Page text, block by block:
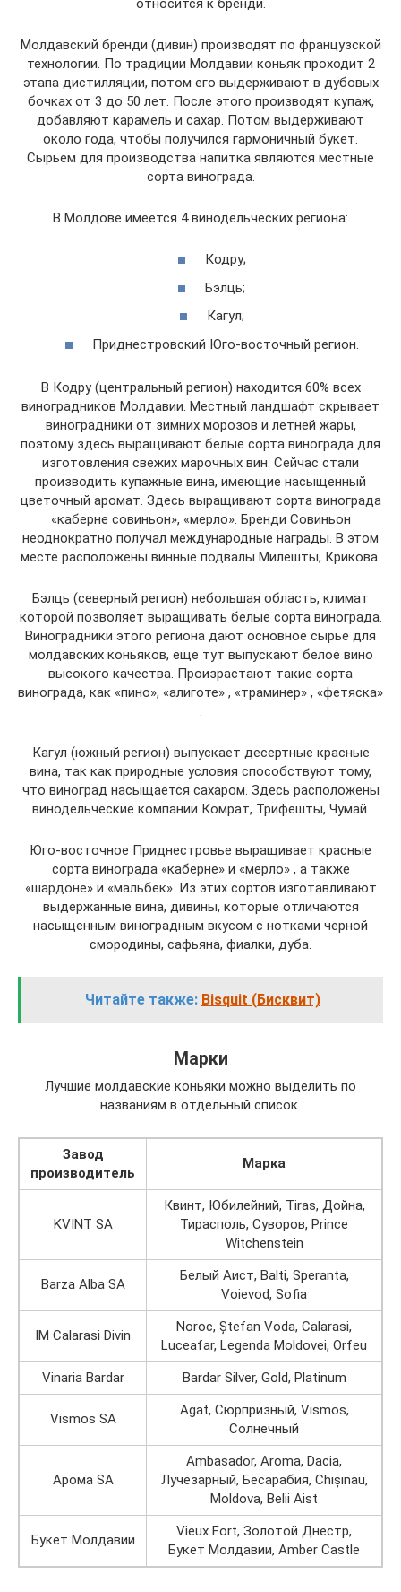
относится к бренди.
Молдавский бренди (дивин) производят по французской
технологии. По традиции Молдавии коньяк проходит 2
этапа дистилляции, потом его выдерживают в дубовых
бочках от 3 до 50 лет. После этого производят купаж,
добавляют карамель и сахар. Потом выдерживают
около года, чтобы получился гармоничный букет.
Сырьем для производства напитка являются местные
сорта винограда.
В Молдове имеется 4 винодельческих региона:
Кодру;
Бэлць;
Кагул;
Приднестровский Юго-восточный регион.
В Кодру (центральный регион) находится 60% всех
виноградников Молдавии. Местный ландшафт скрывает
виноградники от зимних морозов и летней жары,
поэтому здесь выращивают белые сорта винограда для
изготовления свежих марочных вин. Сейчас стали
производить купажные вина, имеющие насыщенный
цветочный аромат. Здесь выращивают сорта винограда
«каберне совиньон», «мерло». Бренди Совиньон
неоднократно получал международные награды. В этом
месте расположены винные подвалы Милешты, Крикова.
Бэлць (северный регион) небольшая область, климат
которой позволяет выращивать белые сорта винограда.
Виноградники этого региона дают основное сырье для
молдавских коньяков, еще тут выпускают белое вино
высокого качества. Произрастают такие сорта
винограда, как «пино», «алиготе» , «траминер» , «фетяска»
.
Кагул (южный регион) выпускает десертные красные
вина, так как природные условия способствуют тому,
что виноград насыщается сахаром. Здесь расположены
винодельческие компании Комрат, Трифешты, Чумай.
Юго-восточное Приднестровье выращивает красные
сорта винограда «каберне» и «мерло» , а также
«шардоне» и «мальбек». Из этих сортов изготавливают
выдержанные вина, дивины, которые отличаются
насыщенным виноградным вкусом с нотками черной
смородины, сафьяна, фиалки, дуба.
Читайте также: Bisquit (Бисквит)
Марки
Лучшие молдавские коньяки можно выделить по
названиям в отдельный список.
Завод
производитель
Марка
KVINT SA
Квинт, Юбилейний, Tiras, Дойна,
Тирасполь, Суворов, Prince
Witchenstein
Barza Alba SA
Белый Аист, Balti, Speranta,
Voievod, Sofia
IM Calarasi Divin
Noroc, Ștefan Voda, Calarasi,
Luceafar, Legenda Moldovei, Orfeu
Vinaria Bardar
Bardar Silver, Gold, Platinum
Vismos SA
Agat, Сюрпризный, Vismos,
Солнечный
Арома SA
Ambasador, Aroma, Dacia,
Лучезарный, Бесарабия, Chișinau,
Moldova, Belii Aist
Букет Молдавии
Vieux Fort, Золотой Днестр,
Букет Молдавии, Amber Castle